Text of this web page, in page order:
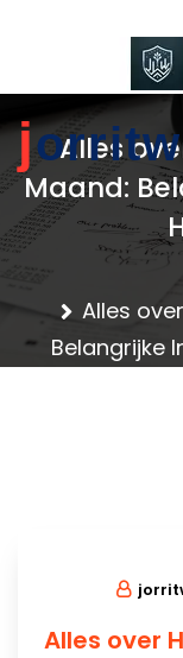
j
Alles
Maand:
Alles
Belangrijke
Alles over